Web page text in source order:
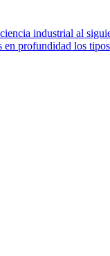
industrial al
profundidad los